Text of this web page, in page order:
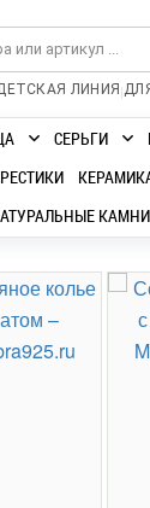
ЛИНИЯ |
СЕРЬГИ
КАМНИ